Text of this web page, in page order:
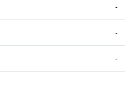
-
-
-
-